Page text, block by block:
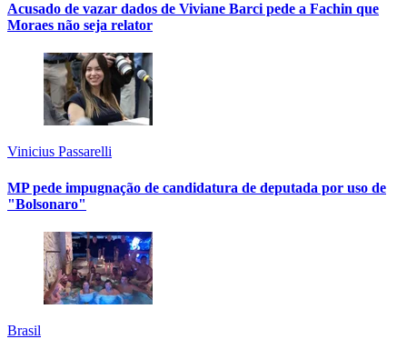
Acusado de vazar dados de Viviane Barci pede a Fachin que
Moraes não seja relator
Vinicius Passarelli
MP pede impugnação de candidatura de deputada por uso de
"Bolsonaro"
Brasil